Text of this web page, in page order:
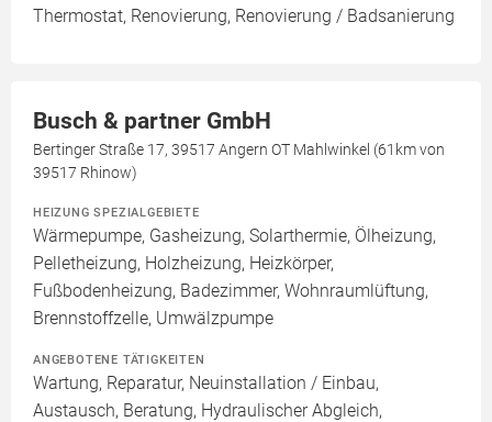
Thermostat, Renovierung, Renovierung / Badsanierung
Busch & partner GmbH
Bertinger Straße 17, 39517 Angern OT Mahlwinkel (61km von
39517 Rhinow)
HEIZUNG SPEZIALGEBIETE
Wärmepumpe, Gasheizung, Solarthermie, Ölheizung,
Pelletheizung, Holzheizung, Heizkörper,
Fußbodenheizung, Badezimmer, Wohnraumlüftung,
Brennstoffzelle, Umwälzpumpe
ANGEBOTENE TÄTIGKEITEN
Wartung, Reparatur, Neuinstallation / Einbau,
Austausch, Beratung, Hydraulischer Abgleich,